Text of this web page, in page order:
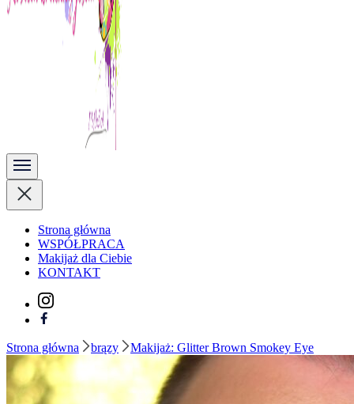
Kobieta Zmienną Jest
Strona główna
WSPÓŁPRACA
Makijaż dla Ciebie
KONTAKT
Strona główna brązy Makijaż: Glitter Brown Smokey Eye